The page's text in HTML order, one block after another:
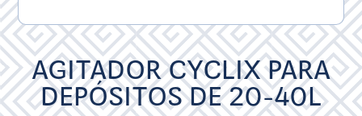
AGITADOR CYCLIX PARA
DEPÓSITOS DE 20-40L